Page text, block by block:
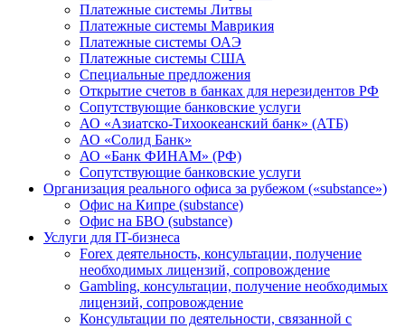
Платежные системы Литвы
Платежные системы Маврикия
Платежные системы ОАЭ
Платежные системы США
Специальные предложения
Открытие счетов в банках для нерезидентов РФ
Сопутствующие банковские услуги
АО «Азиатско-Тихоокеанский банк» (АТБ)
АО «Солид Банк»
АО «Банк ФИНАМ» (РФ)
Сопутствующие банковские услуги
Организация реального офиса за рубежом («substance»)
Офис на Кипре (substance)
Офис на БВО (substance)
Услуги для IT-бизнеса
Forex деятельность, консультации, получение
необходимых лицензий, сопровождение
Gambling, консультации, получение необходимых
лицензий, сопровождение
Консультации по деятельности, связанной с